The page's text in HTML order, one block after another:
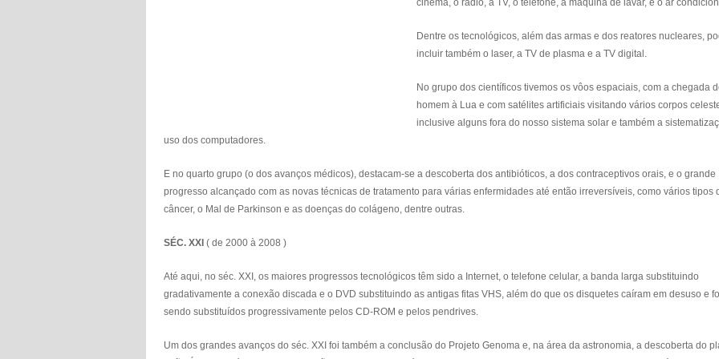
cinema, o rádio, a TV, o telefone, a máquina de lavar, e o ar
Dentre os tecnológicos, além das armas e dos reatores nucleares,
incluir também o laser, a TV de plasma e a TV digital.
No grupo dos científicos tivemos os vôos espaciais, com a chegada
homem à Lua e com satélites artificiais visitando vários corpos
inclusive alguns fora do nosso sistema solar e também a
uso dos computadores.
E no quarto grupo (o dos avanços médicos), destacam-se a descoberta dos antibióticos, a dos contraceptivos orais, e o grande
progresso alcançado com as novas técnicas de tratamento para várias enfermidades até então irreversíveis, como vários tipos
câncer, o Mal de Parkinson e as doenças do colágeno, dentre outras.
SÉC. XXI ( de 2000 à 2008 )
Até aqui, no séc. XXI, os maiores progressos tecnológicos têm sido a Internet, o telefone celular, a banda larga substituindo
gradativamente a conexão discada e o DVD substituindo as antigas fitas VHS, além do que os disquetes caíram em desuso e
sendo substituídos progressivamente pelos CD-ROM e pelos pendrives.
Um dos grandes avanços do séc. XXI foi também a conclusão do Projeto Genoma e, na área da astronomia, a descoberta do